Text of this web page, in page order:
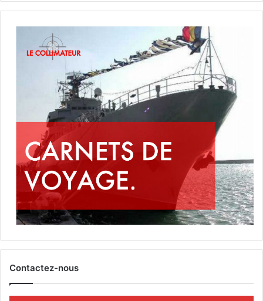
Contactez-nous